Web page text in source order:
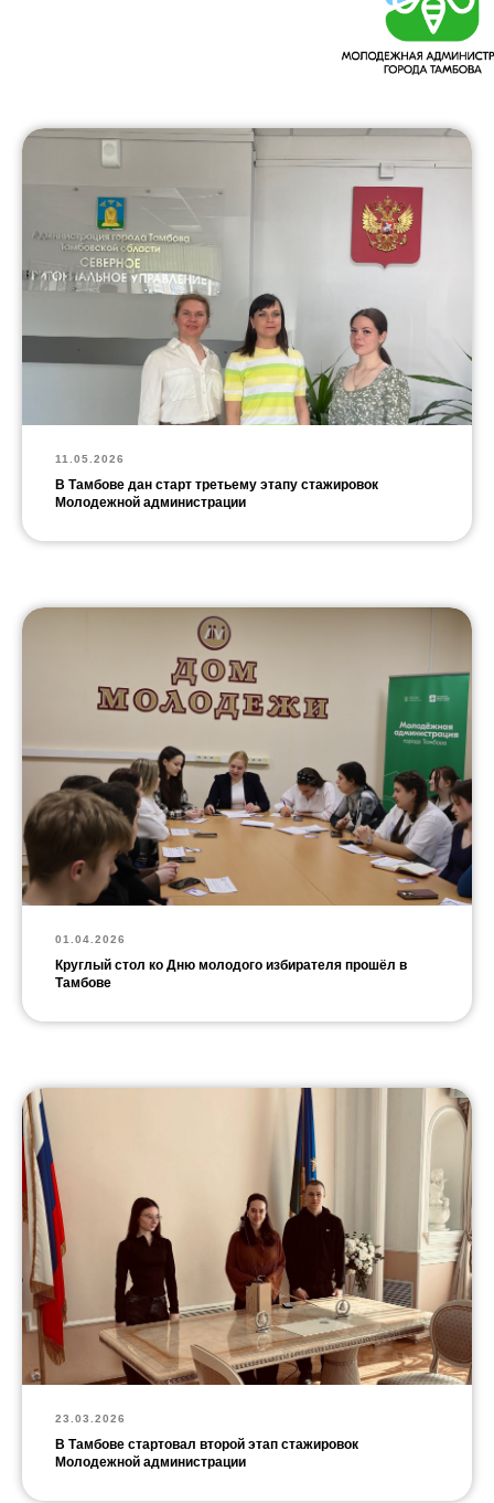
11.05.2026
В Тамбове дан старт третьему этапу стажировок
Молодежной администрации
01.04.2026
Круглый стол ко Дню молодого избирателя прошёл в
Тамбове
23.03.2026
В Тамбове стартовал второй этап стажировок
Молодежной администрации